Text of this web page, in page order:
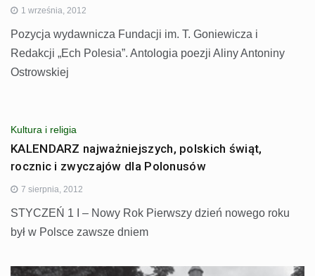
1 września, 2012
Pozycja wydawnicza Fundacji im. T. Goniewicza i
Redakcji „Ech Polesia”. Antologia poezji Aliny Antoniny
Ostrowskiej
Kultura i religia
KALENDARZ najważniejszych, polskich świąt,
rocznic i zwyczajów dla Polonusów
7 sierpnia, 2012
STYCZEŃ 1 I – Nowy Rok Pierwszy dzień nowego roku
był w Polsce zawsze dniem